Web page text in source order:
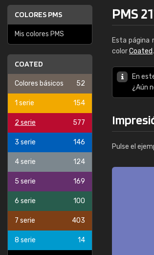
COLORES PMS
Mis colores PMS
COATED
Colores básicos 52
1 serie 154
2 serie 577
3 serie 146
4 serie 124
5 serie 169
6 serie 100
7 serie 403
8 serie 14
PMS
Esta página
colorCoated.
En
¿Aún
Pulse el